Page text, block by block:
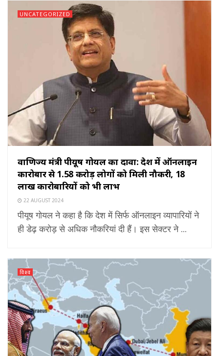
UNCATEGORIZED
वाणिज्‍य मंत्री पीयूष गोयल का दावा: देश में ऑनलाइन
कारोबार से 1.58 करोड़ लोगों को मिली नौकरी, 18
लाख कारोबारियों को भी लाभ
22 AUGUST 2024
पीयूष गोयल ने कहा है कि देश में सिर्फ ऑनलाइन व्‍यापारियों ने
ही डेढ़ करोड़ से अधिक नौकरियां दी हैं। इस सेक्‍टर ने ...
विश्व